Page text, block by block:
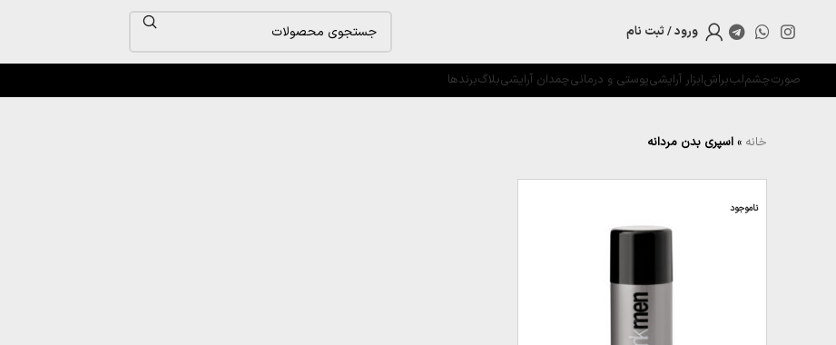
ورود / ثبت نام
صورتچشملببراشابزار آرایشیپوستی و درمانیچمدان آرایشیبلاگبرندها
خانه » اسپری بدن مردانه
ناموجود